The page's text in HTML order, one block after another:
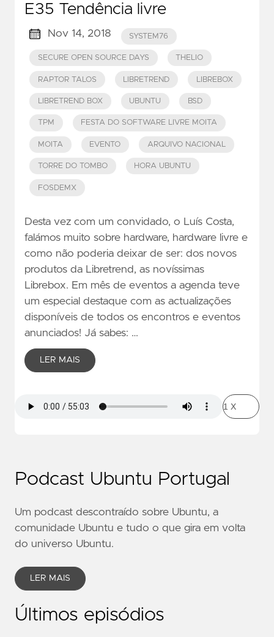
E35 Tendência livre
Nov 14, 2018 SYSTEM76
SECURE OPEN SOURCE DAYS THELIO
RAPTOR TALOS LIBRETREND LIBREBOX
LIBRETREND BOX UBUNTU BSD
TPM FESTA DO SOFTWARE LIVRE MOITA
MOITA EVENTO ARQUIVO NACIONAL
TORRE DO TOMBO HORA UBUNTU
FOSDEMX
Desta vez com um convidado, o Luís Costa,
falámos muito sobre hardware, hardware livre e
como não poderia deixar de ser: dos novos
produtos da Libretrend, as novíssimas
Librebox. Em mês de eventos a agenda teve
um especial destaque com as actualizações
disponíveis de todos os encontros e eventos
anunciados! Já sabes: …
LER MAIS
Podcast Ubuntu Portugal
Um podcast descontraído sobre Ubuntu, a
comunidade Ubuntu e tudo o que gira em volta
do universo Ubuntu.
LER MAIS
Últimos episódios